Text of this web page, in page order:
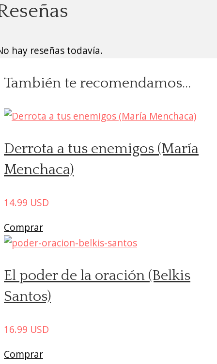
hay reseñas todavía.
También te recomendamos…
Derrota a tus enemigos (María
Menchaca)
14.99 USD
Comprar
El poder de la oración (Belkis
Santos)
16.99 USD
Comprar